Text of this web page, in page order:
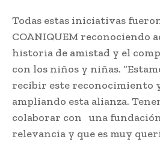
Todas estas iniciativas
COANIQUEM reconociendo
historia de amistad y el
con los niños y niñas.
recibir este reconocimiento
ampliando esta alianza.
colaborar con una
relevancia y que es muy